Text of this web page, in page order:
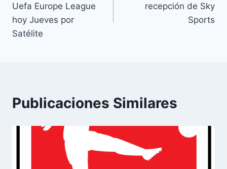
entradas
Uefa Europe League
hoy Jueves por
Satélite
recepción de Sky
Sports
Publicaciones Similares